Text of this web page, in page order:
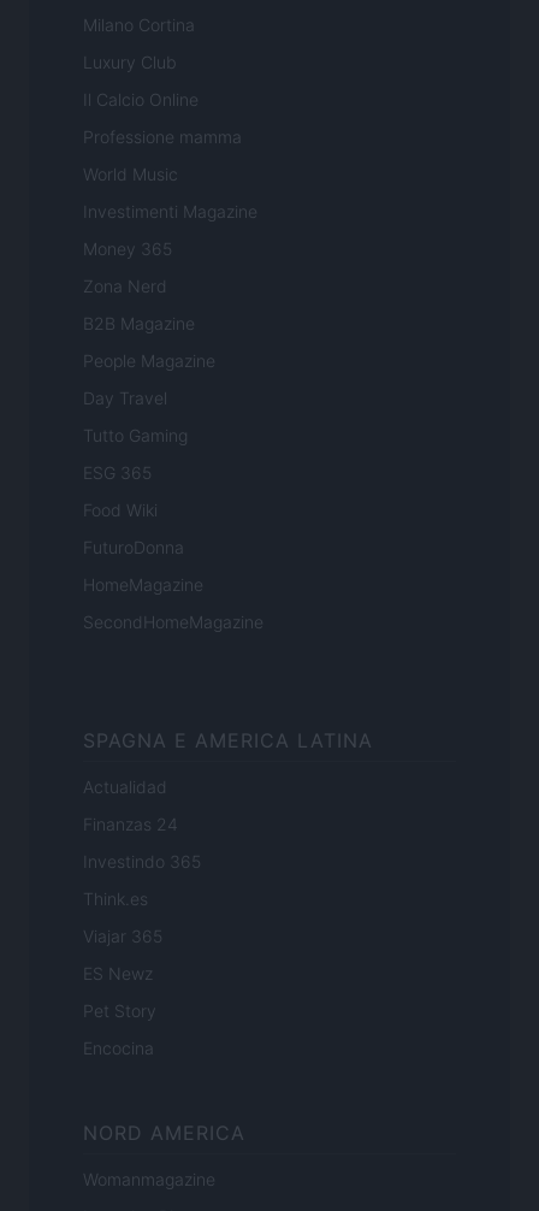
Milano Cortina
Luxury Club
Il Calcio Online
Professione mamma
World Music
Investimenti Magazine
Money 365
Zona Nerd
B2B Magazine
People Magazine
Day Travel
Tutto Gaming
ESG 365
Food Wiki
FuturoDonna
HomeMagazine
SecondHomeMagazine
SPAGNA E AMERICA LATINA
Actualidad
Finanzas 24
Investindo 365
Think.es
Viajar 365
ES Newz
Pet Story
Encocina
NORD AMERICA
Womanmagazine